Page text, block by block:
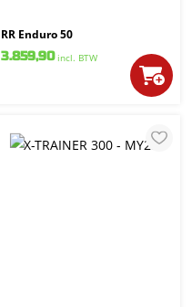
RR Enduro 50
3.859,90 incl. BTW